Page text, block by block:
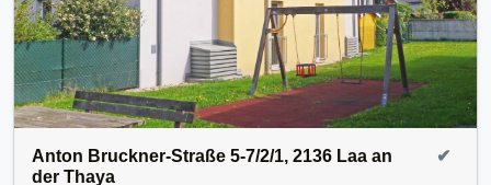
Anton Bruckner-Straße 5-7/2/1, 2136 Laa an
der Thaya
✔